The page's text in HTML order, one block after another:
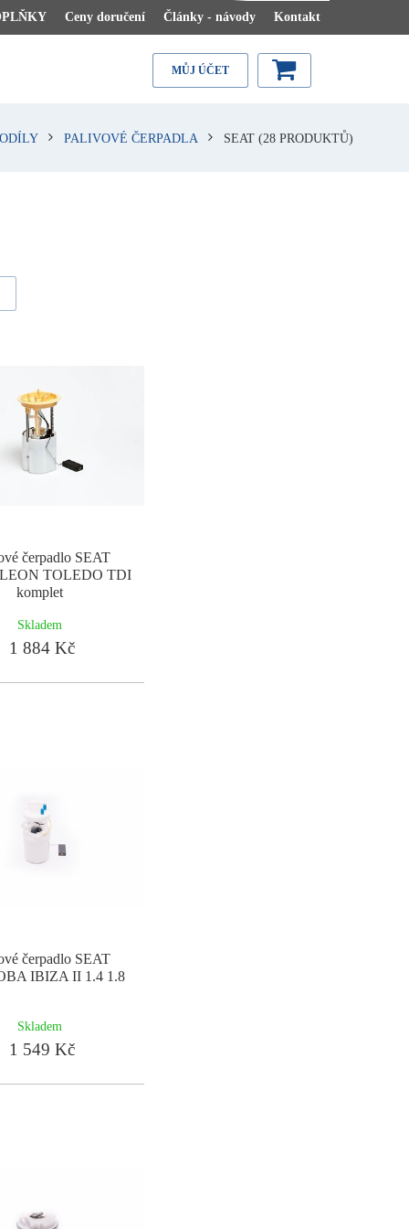
Ceny doručení Články - návody Kontakt
MŮJ ÚČET
PALIVOVÉ ČERPADLA SEAT (28 PRODUKTŮ)
čerpadlo SEAT
TOLEDO TDI
komplet
Skladem
1 884 Kč
čerpadlo SEAT
IBIZA II 1.4 1.8
Skladem
1 549 Kč